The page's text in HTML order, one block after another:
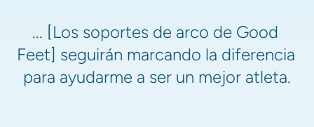
... [Los soportes de arco de Good
Feet] seguirán marcando la diferencia
para ayudarme a ser un mejor atleta.